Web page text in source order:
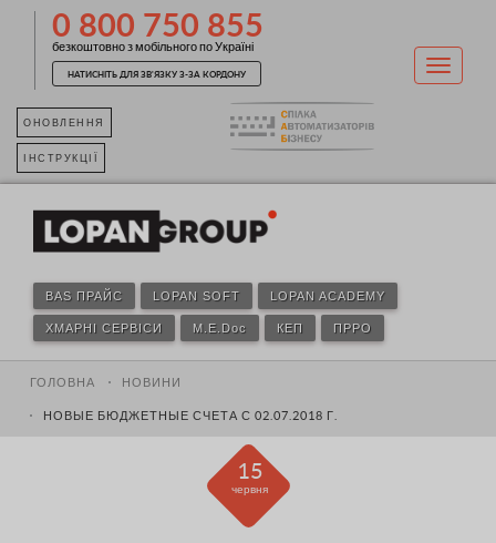
0 800 750 855
безкоштовно з мобільного по Україні
НАТИСНІТЬ ДЛЯ ЗВ'ЯЗКУ З-ЗА КОРДОНУ
ОНОВЛЕННЯ
ІНСТРУКЦІЇ
BAS ПРАЙС LOPAN SOFT LOPAN ACADEMY
ХМАРНІ СЕРВІСИ M.E.Doc КЕП ПРРО
ГОЛОВНА НОВИНИ
НОВЫЕ БЮДЖЕТНЫЕ СЧЕТА С 02.07.2018 Г.
15
червня